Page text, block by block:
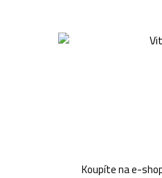
Koupíte na e-